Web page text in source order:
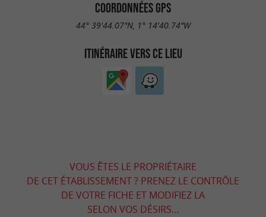
COORDONNÉES GPS
44° 39'44.07"N, 1° 14'40.74"W
ITINÉRAIRE VERS CE LIEU
VOUS ÊTES LE PROPRIÉTAIRE
DE CET ÉTABLISSEMENT ? PRENEZ LE CONTRÔLE
DE VOTRE FICHE ET MODIFIEZ LA
SELON VOS DÉSIRS...